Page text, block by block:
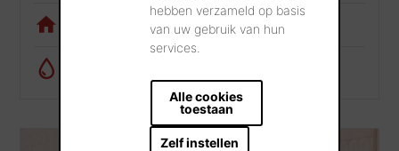
hebben verzameld op basis
van uw gebruik van hun
services.
Alle cookies
toestaan
Zelf instellen
Visualisatietool